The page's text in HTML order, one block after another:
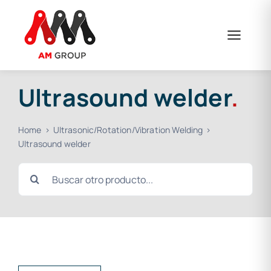
content
Ultrasound welder.
Home
Ultrasonic/Rotation/Vibration Welding
Ultrasound welder
Search
for: